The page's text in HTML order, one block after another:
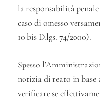
la responsabilità
caso di omesso
10 bis D.lgs. 74/2000).
Spesso
notizia di reato in base
verificare se